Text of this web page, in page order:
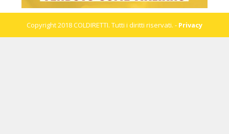
Copyright 2018 COLDIRETTI. Tutti i diritti riservati. - Privacy